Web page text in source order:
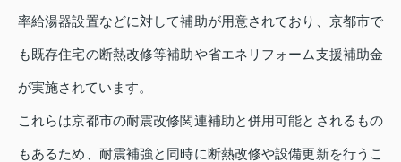
率給湯器設置などに対して補助が用意されており、京都市で
も既存住宅の断熱改修等補助や省エネリフォーム支援補助金
が実施されています。
これらは京都市の耐震改修関連補助と併用可能とされるもの
もあるため、耐震補強と同時に断熱改修や設備更新を行うこ